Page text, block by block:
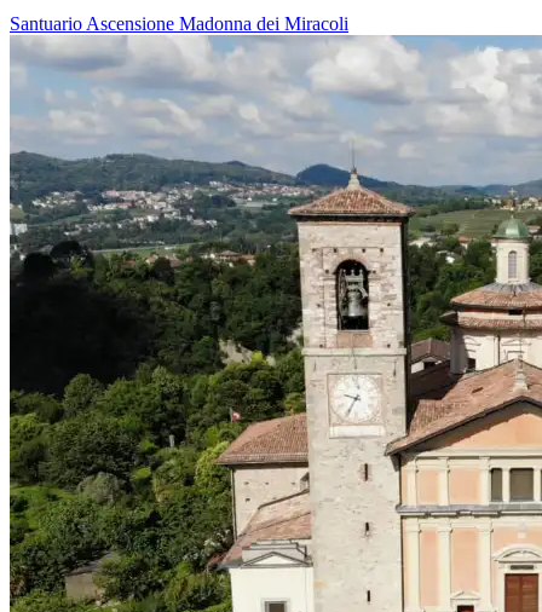
Santuario Ascensione Madonna dei Miracoli